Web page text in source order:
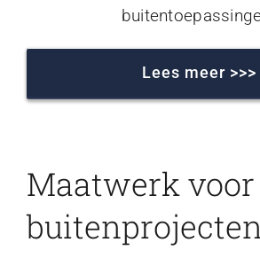
Lees meer >>>
Maatwerk